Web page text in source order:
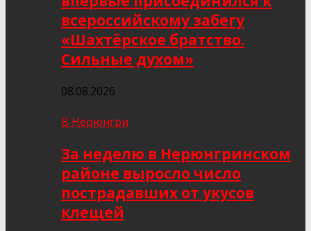
всероссийскому забегу
«Шахтёрское братство.
Сильные духом»
08.08.2026
В Нерюнгри
За неделю в Нерюнгринском
районе выросло число
пострадавших от укусов
клещей